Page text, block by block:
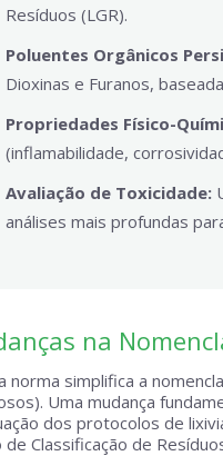
Resíduos (LGR).
Poluentes Orgânicos
Dioxinas e Furanos,
Propriedades Físico-
(inflamabilidade,
Avaliação de Toxicidade:
análises mais profundas
na
norma simplifica a
Uma mudança
dos protocolos de
de Classificação de